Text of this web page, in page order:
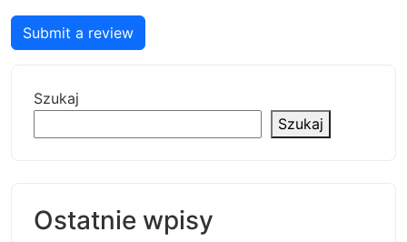
Submit a review
Szukaj
Szukaj
Ostatnie wpisy